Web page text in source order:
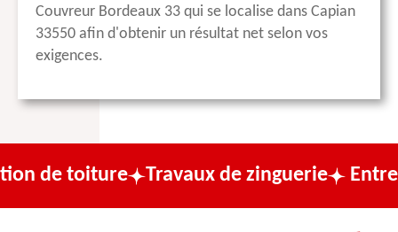
Couvreur Bordeaux 33 qui se localise dans Capian
33550 afin d'obtenir un résultat net selon vos
exigences.
Travaux de zinguerie Entreprise de